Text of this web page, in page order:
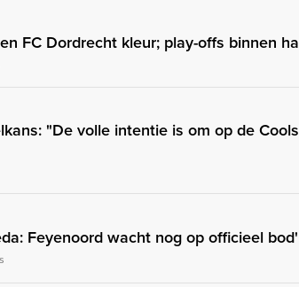
FC Dordrecht kleur; play-offs binnen
"De volle intentie is om op de
Feyenoord wacht nog op officieel bod'